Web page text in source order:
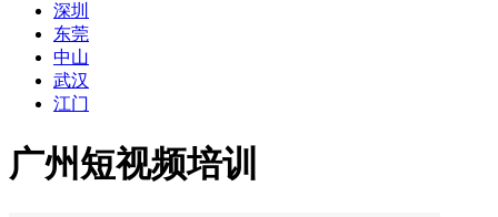
深圳
东莞
中山
武汉
江门
广州短视频培训